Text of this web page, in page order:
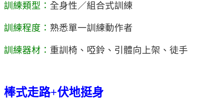
訓練類型： 全身性／組合式訓練
訓練程度： 熟悉單一訓練動作者
訓練器材： 重訓椅、啞鈴、引體向上架、徒手
棒式走路+伏地挺身